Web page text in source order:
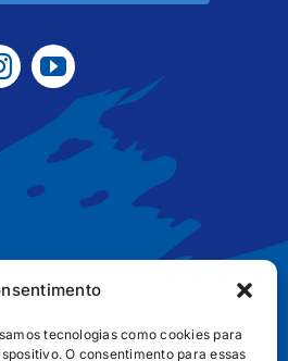
tecnologias como cookies para
O consentimento para essas